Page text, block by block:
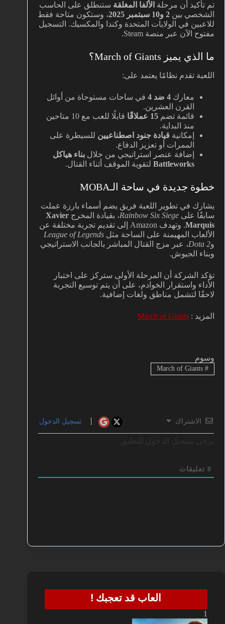
تم تأكيد أن مرحلة الألفا المغلقة ستنطلق على الحاسب
الشخصي بين 2 و10 سبتمبر 2025
، وستكون متاحة فقط
للاعبين في الولايات المتحدة وكندا والمكسيك. التسجيل
مفتوح الآن عبر منصة Steam.
ما الذي يميز March of Giants؟
اللعبة تقدم نظامًا يعتمد على:
معارك 4 ضد 4
في ساحات مستوحاة من أوائل
القرن العشرين.
قائمة تضم 15 عملاقًا
قابلًا للعب مع 10 متاحين
منذ البداية.
إمكانية قيادة جنود اصطناعيين للسيطرة على
الممرات أو تعزيز الدفاع.
إضافة عنصر استراتيجي من خلال بناء هياكل
Battleworks لتقوية الموقف أثناء القتال.
خطوة جديدة في ساحة الـMOBA
يشارك في تطوير اللعبة فريق يضم أسماء بارزة عملت
سابقًا على Rainbow Six Siege، بقيادة المخرج Xavier
Marquis
. وتهدف Amazon إلى تقديم تجربة مختلفة عن
الألعاب المهيمنة على الساحة مثل League of Legends
وDota 2، عبر مزج القتال المباشر بالجانب الاستراتيجي
وبناء الجيوش.
تؤكد الشركة أن المرحلة الأولى ستركز على اختبار
الأداء واستقرار الخوادم، على أن يتم توسيع التجربة
لاحقًا لتشمل مناطق ولغات إضافية.
المزيد : March of Giants
وسوم
#
March of Giants
الاشتراك تسجيل الدخول
0 تعليقات
العاب قد تعجبك !
1